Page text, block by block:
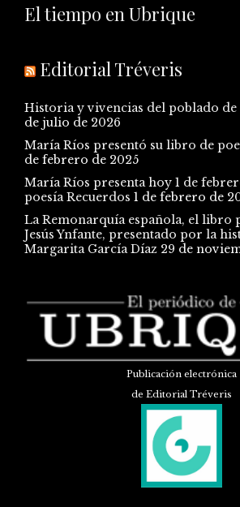
El tiempo en Ubrique
Editorial Tréveris
Historia y vivencias del poblado de
de julio de 2026
María Ríos presentó su libro de
de febrero de 2025
María Ríos presenta hoy 1 de
poesía Recuerdos 1 de febrero de
La Remonarquía española, el libro
Jesús Ynfante, presentado por la
Margarita García Díaz 29 de
Publicación electrónica
de Editorial Tréveris